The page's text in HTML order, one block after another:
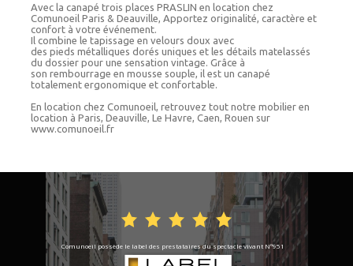
Avec la canapé trois places PRASLIN en location chez
Comunoeil Paris & Deauville, Apportez originalité, caractère et
confort à votre événement.
Il combine le tapissage en velours doux avec
des pieds métalliques dorés uniques et les détails matelassés
du dossier pour une sensation vintage. Grâce à
son rembourrage en mousse souple, il est un canapé
totalement ergonomique et confortable.
En location chez Comunoeil, retrouvez tout notre mobilier en
location à Paris, Deauville, Le Havre, Caen, Rouen sur
www.comunoeil.fr
Comunoeil possède le label des prestataires du spectacle vivant N°951